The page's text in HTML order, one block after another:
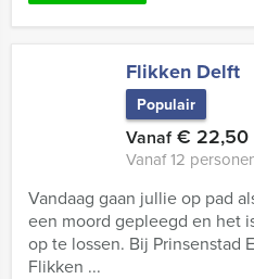
Flikken Delft
Populair
Vanaf€ 22,50
Vanaf 12
Vandaag gaan jullie op pad
een moord gepleegd en het
op te lossen. Bij Prinsenstad
Flikken ...